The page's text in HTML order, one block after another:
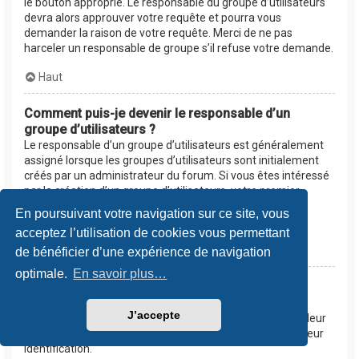
En poursuivant votre navigation sur ce site, vous
acceptez l’utilisation de cookies vous permettant
de bénéficier d’une expérience de navigation
optimale. En savoir plus…
J’accepte
devra alors approuver votre requête et pourra vous
demander la raison de votre requête. Merci de ne pas
harceler un responsable de groupe s’il refuse votre demande.
Haut
Comment puis-je devenir le responsable d’un
groupe d’utilisateurs ?
Le responsable d’un groupe d’utilisateurs est généralement
assigné lorsque les groupes d’utilisateurs sont initialement
créés par un administrateur du forum. Si vous êtes intéressé
par la création d’un groupe d’utilisateurs, votre premier
contact devrait être un administrateur. Essayez de le
contacter en lui envoyant un message privé.
Haut
apparaissent dans une couleur différente ?
Les administrateurs du forum peuvent assigner une couleur
aux membres d’un groupe d’utilisateurs afin de faciliter leur
identification.